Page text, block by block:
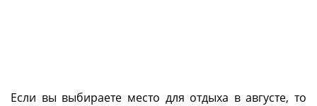
Если вы выбираете место для отдыха в августе, то